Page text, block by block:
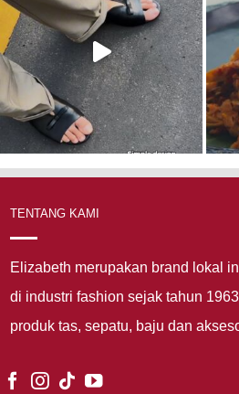
TENTANG KAMI
Elizabeth merupakan brand lokal
di industri fashion sejak tahun
produk tas, sepatu, baju dan